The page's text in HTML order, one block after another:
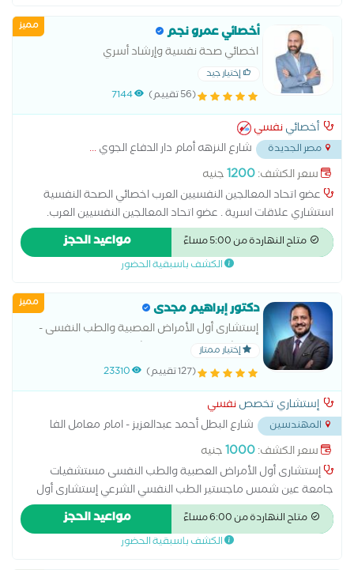
مميز أخصائي عمرو نجم
اخصائي صحة نفسية وإرشاد أسري
إختيار جيد
(56 تقييم) 7144
أخصائينفسي
مصر الجديدة شارع النزهه أمام دار الدفاع الجوي...
سعر الكشف:1200جنيه
عضو اتحاد المعالجين النفسيين العرب اخصائي الصحة النفسية
استشاري علاقات اسرية . عضو اتحاد المعالجين النفسيين العرب.
ماجستير مهني الاضطرابات الجنسية من جامعة نيو يورك . دكتوراة
مهنية في علم النفس الاكلينكي . . مدير مركز ملاذ للعلوم النفسية
متاح النهاردة من 5:00 مساءً مواعيد الحجز
الكشف باسبقية الحضور
مميز دكتور إبراهيم مجدى
إستشارى أول الأمراض العصبية والطب النفسى -
مستشفيات جامعة عين شمس ماجستير الطب
النفسي الشرعي إستشارى أول الطب النفسى
مستشفى وادي النيل
إختيار ممتاز
(127 تقييم) 23310
إستشاري تخصصنفسي
المهندسين
شارع البطل أحمد عبدالعزيز - امام معامل الفا
سعر الكشف:1000جنيه
إستشارى أول الأمراض العصبية والطب النفسى مستشفيات
جامعة عين شمس ماجستير الطب النفسي الشرعي إستشارى أول
الطب النفسى مستشفى وادي النيل اضطراب القلق الاضطرابات
النفسية اضطراب الوسواس القهري الاضطراب ثنائي القطب
الاضطرابات السلوكية والوجدانية المشاكل الزوجية والأسرية جلسات
متاح النهاردة من 6:00 مساءً مواعيد الحجز
الكشف باسبقية الحضور